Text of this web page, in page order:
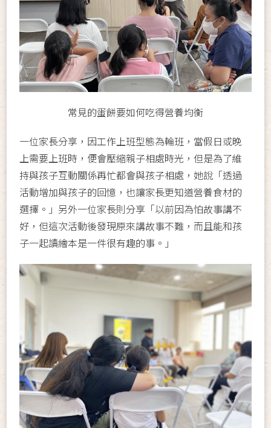
常見的蛋餅要如何吃得營養均衡
一位家長分享，因工作上班型態為輪班，當假日或晚
上需要上班時，便會壓縮親子相處時光，但是為了維
持與孩子互動關係再忙都會與孩子相處，她說「透過
活動增加與孩子的回憶，也讓家長更知道營養食材的
選擇。」另外一位家長則分享「以前因為怕故事講不
好，但這次活動後發現原來講故事不難，而且能和孩
子一起讀繪本是一件很有趣的事。」